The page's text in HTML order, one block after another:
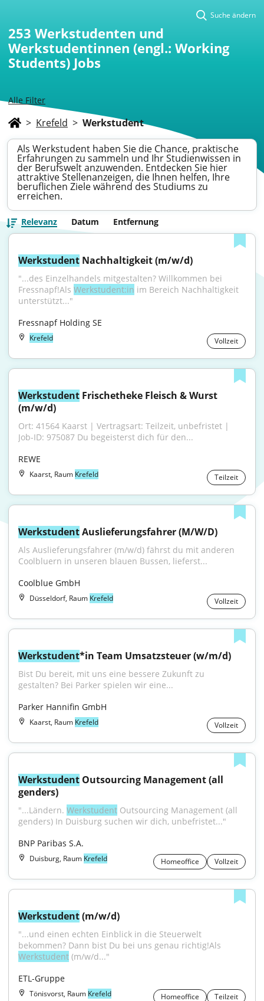
Alle Filter
Suche ändern
253 Werkstudenten und
Werkstudentinnen (engl.: Working
Students) Jobs
> Krefeld > Werkstudent
Als Werkstudent haben Sie die Chance, praktische
Erfahrungen zu sammeln und Ihr Studienwissen in
der Berufswelt anzuwenden. Entdecken Sie hier
attraktive Stellenanzeigen, die Ihnen helfen, Ihre
beruflichen Ziele während des Studiums zu
erreichen.
Relevanz Datum Entfernung
Werkstudent Nachhaltigkeit (m/w/d)
"...des Einzelhandels mitgestalten? Willkommen bei
Fressnapf!Als Werkstudent:in im Bereich Nachhaltigkeit
unterstützt..."
Fressnapf Holding SE
Krefeld Vollzeit
Werkstudent Frischetheke Fleisch & Wurst
(m/w/d)
Ort: 41564 Kaarst | Vertragsart: Teilzeit, unbefristet |
Job-ID: 975087 Du begeisterst dich für den...
REWE
Kaarst, Raum Krefeld Teilzeit
Werkstudent Auslieferungsfahrer (M/W/D)
Als Auslieferungsfahrer (m/w/d) fährst du mit anderen
Coolbluern in unseren blauen Bussen, lieferst...
Coolblue GmbH
Düsseldorf, Raum Krefeld Vollzeit
Werkstudent*in Team Umsatzsteuer (w/m/d)
Bist Du bereit, mit uns eine bessere Zukunft zu
gestalten? Bei Parker spielen wir eine...
Parker Hannifin GmbH
Kaarst, Raum Krefeld Vollzeit
Werkstudent Outsourcing Management (all
genders)
"...Ländern. Werkstudent Outsourcing Management (all
genders) In Duisburg suchen wir dich, unbefristet..."
BNP Paribas S.A.
Duisburg, Raum Krefeld Homeoffice Vollzeit
Werkstudent (m/w/d)
"...und einen echten Einblick in die Steuerwelt
Werkstudent (m/w/d..."
ETL-Gruppe
Tönisvorst, Raum Krefeld Homeoffice
Teilzeit